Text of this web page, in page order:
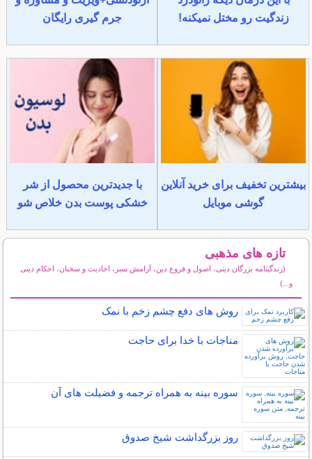
زندگیت رو مختل نمیکنه!
جرم گیری رایگان
بیشترین تخفیف برای خرید آنلاین
گوشی موبایل
با جدیدترین محصول از شر
خشکی پوست بدن خلاص شو
تازه های مذهبی
(زندگینامه بزرگان دینی، اصول و فروع دین، آرامش سبز، احادیث و سخنان، احکام دینی
و...)
روش های دفع چشم زخم با نمک
مناجات با خدا برای حاجت
سوره بینه به همراه ترجمه و فضیلت های آن
روز بزرگداشت شيخ صدوق